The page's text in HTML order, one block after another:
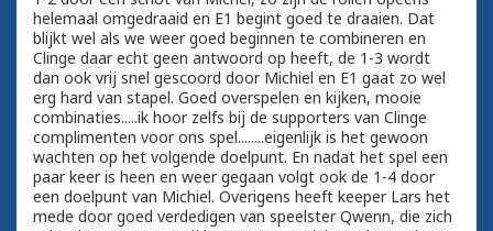
helemaal omgedraaid en E1 begint goed te draaien. Dat
blijkt wel als we weer goed beginnen te combineren en
Clinge daar echt geen antwoord op heeft, de 1-3 wordt
dan ook vrij snel gescoord door Michiel en E1 gaat zo wel
erg hard van stapel. Goed overspelen en kijken, mooie
combinaties.....ik hoor zelfs bij de supporters van Clinge
complimenten voor ons spel........eigenlijk is het gewoon
wachten op het volgende doelpunt. En nadat het spel een
paar keer is heen en weer gegaan volgt ook de 1-4 door
een doelpunt van Michiel. Overigens heeft keeper Lars het
mede door goed verdedigen van speelster Qwenn, die zich